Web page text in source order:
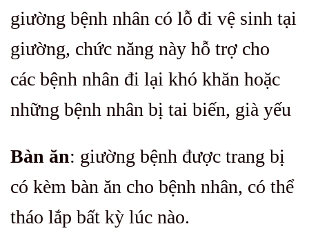
giường bệnh nhân có lỗ đi vệ sinh tại
giường, chức năng này hỗ trợ cho
các bệnh nhân đi lại khó khăn hoặc
những bệnh nhân bị tai biến, già yếu
Bàn ăn: giường bệnh được trang bị
có kèm bàn ăn cho bệnh nhân, có thể
tháo lắp bất kỳ lúc nào.